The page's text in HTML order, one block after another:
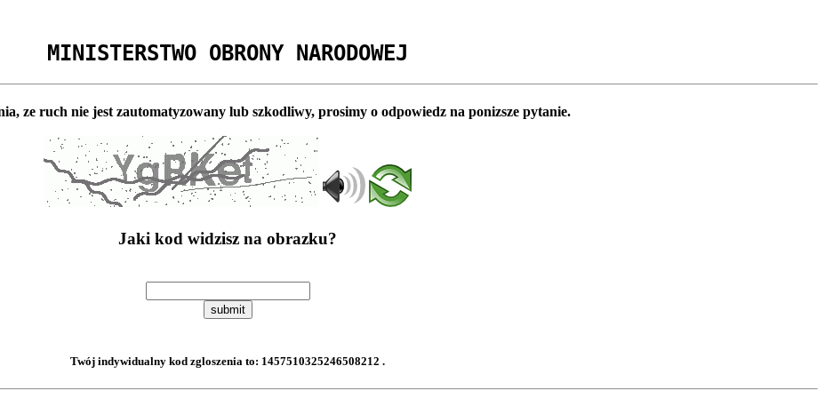
MINISTERSTWO OBRONY NARODOWEJ
ze ruch nie jest zautomatyzowany lub szkodliwy, prosimy o odpowiedz na ponizsze pytanie.
Jaki kod widzisz na obrazku?
submit
Twój indywidualny kod zgloszenia to: 1457510325246508212 .